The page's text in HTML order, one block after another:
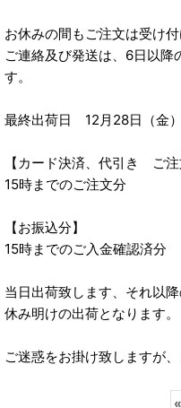
お休みの間もご注文は受け付
ご連絡及び発送は、6日以降
す。
最終出荷日 12月28日（金）
【カード決済、代引き ご注
15時までのご注文分
【お振込分】
15時までのご入金確認済分
当日出荷致します、それ以
休み明けの出荷となります。
ご迷惑をお掛け致しますが、
«